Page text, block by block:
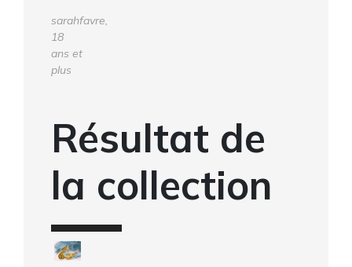
sarahfavre,
18
ans et
plus
Résultat de
la collection